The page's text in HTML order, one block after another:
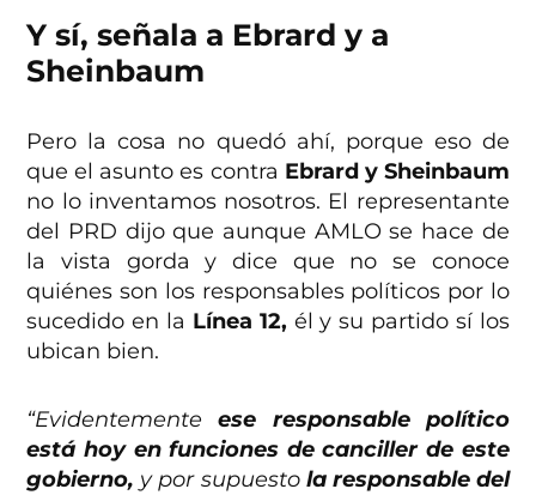
Y sí, señala a Ebrard y a
Sheinbaum
Pero la cosa no quedó ahí, porque eso de
que el asunto es contra Ebrard y Sheinbaum
no lo inventamos nosotros. El representante
del PRD dijo que aunque AMLO se hace de
la vista gorda y dice que no se conoce
quiénes son los responsables políticos por lo
sucedido en la Línea 12, él y su partido sí los
ubican bien.
“Evidentementeese responsable político
está hoy en funciones de canciller de este
gobierno, y por supuesto la responsable del